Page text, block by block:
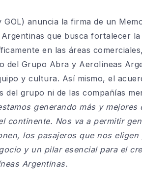
anuncia la firma de un
que busca fortalecer
en las áreas
del Grupo Abra y Aerolíneas
y cultura. Así mismo, el
del grupo ni de las compañías
generando más y
continente. Nos va a permitir
los pasajeros que nos
y un pilar esencial para el
Argentinas.